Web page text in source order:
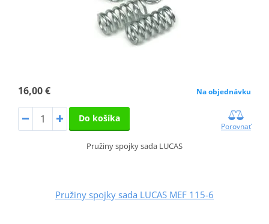
16,00 € Na objednávku
Do košíka
Porovnať
Pružiny spojky sada LUCAS
Pružiny spojky sada LUCAS MEF 115-6